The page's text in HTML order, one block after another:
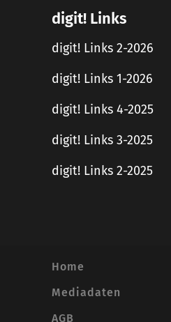
digit! Links
digit! Links 2-2026
digit! Links 1-2026
digit! Links 4-2025
digit! Links 3-2025
digit! Links 2-2025
Home
Mediadaten
AGB